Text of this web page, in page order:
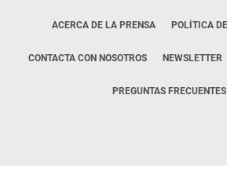
ACERCA DE LA PRENSA POLÍTICA
CONTACTA CON NOSOTROS NEWSLETTER
PREGUNTAS FRECUENTES